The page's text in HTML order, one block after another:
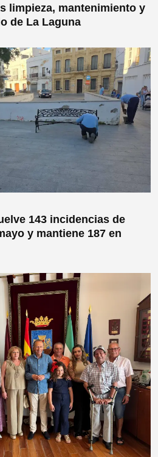
limpieza, mantenimiento y
de La Laguna
143 incidencias de
y mantiene 187 en